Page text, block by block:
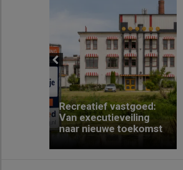
Previous
Recreatief vastgoed:
Van executieveiling
naar nieuwe toekomst